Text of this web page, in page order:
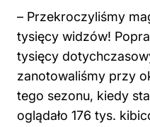
– Przekroczyliśmy
tysięcy widzów!
tysięcy
zanotowaliśmy przy
tego sezonu, kiedy
oglądało 176 tys.